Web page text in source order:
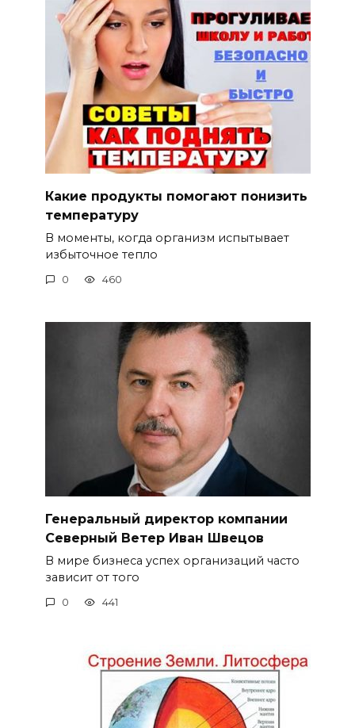
Какие продукты помогают понизить
температуру
В моменты, когда организм испытывает
избыточное тепло
0 460
Генеральный директор компании
Северный Ветер Иван Швецов
В мире бизнеса успех организаций часто
зависит от того
0 441